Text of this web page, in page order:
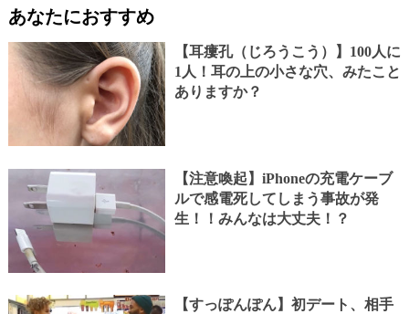
あなたにおすすめ
【耳瘻孔（じろうこう）】100人に
1人！耳の上の小さな穴、みたこと
ありますか？
【注意喚起】iPhoneの充電ケーブ
ルで感電死してしまう事故が発
生！！みんなは大丈夫！？
【すっぽんぽん】初デート、相手